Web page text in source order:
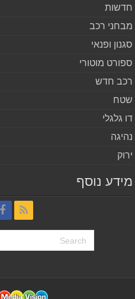
רכב
ופנאי
מוטורי
חדש
גלגלי
נוסף
A Site by